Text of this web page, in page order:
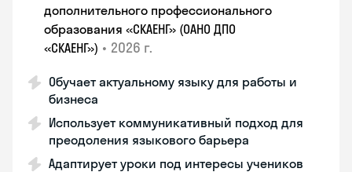
дополнительного профессионального
образования «СКАЕНГ» (ОАНО ДПО
«СКАЕНГ») • 2026 г.
Обучает актуальному языку для работы и
бизнеса
Использует коммуникативный подход для
преодоления языкового барьера
Адаптирует уроки под интересы учеников